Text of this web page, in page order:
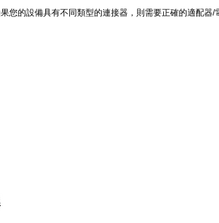
您的設備具有不同類型的連接器，則需要正確的適配器/